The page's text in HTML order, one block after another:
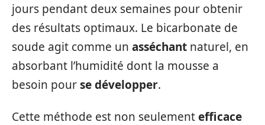
jours pendant deux semaines pour obtenir
des résultats optimaux. Le bicarbonate de
soude agit comme un asséchant naturel, en
absorbant l’humidité dont la mousse a
besoin pourse développer.
Cette méthode est non seulementefficace